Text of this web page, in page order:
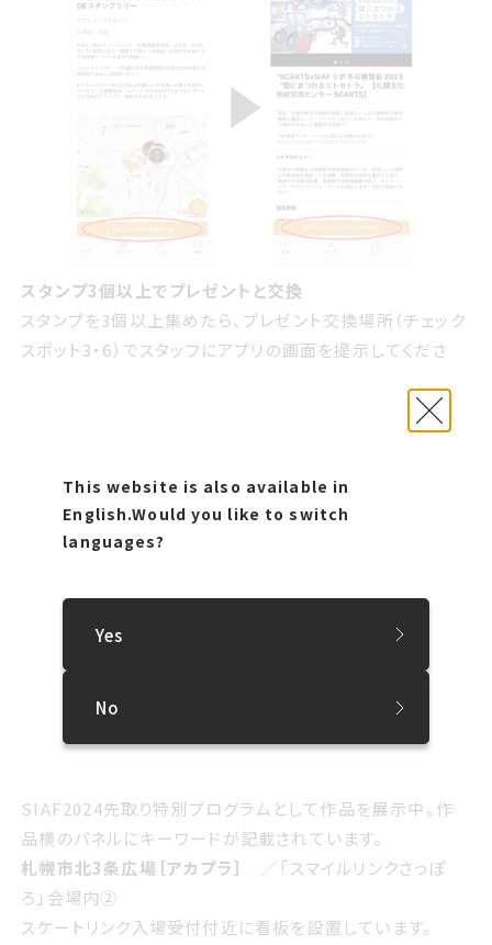
This website is also available in
English.Would you like to switch
languages?
Yes
No
スタンプ3個以上でプレゼントと交換
スタンプを3個以上集めたら、プレゼント交換場所（チェック
スポット3・6）でスタッフにアプリの画面を提示してくださ
札幌市北3条広場［アカプラ］／「スマイルリンクさっぽ
SIAF2024先取り特別プログラム として作品を展示中。作
品横のパネルにキーワードが記載されています。
札幌市北3条広場［アカプラ］
／「スマイルリンクさっぽ
ろ」会場内②
スケートリンク入場受付付近に看板を設置しています。